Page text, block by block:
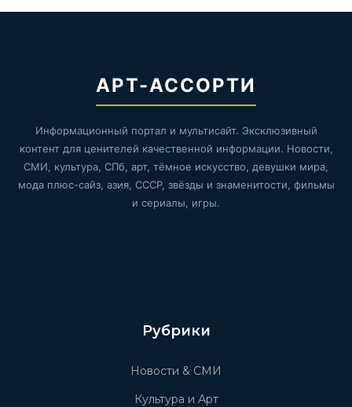
АРТ-АССОРТИ
Информационный портал и мультисайт. Эксклюзивный
контент для ценителей качественной информации. Новости,
СМИ, культура, СПб, арт, тёмное искусство, девушки мира,
мода плюс-сайз, азия, СССР, звёзды и знаменитости, фильмы
и сериалы, игры.
Рубрики
Новости & СМИ
Культура и Арт